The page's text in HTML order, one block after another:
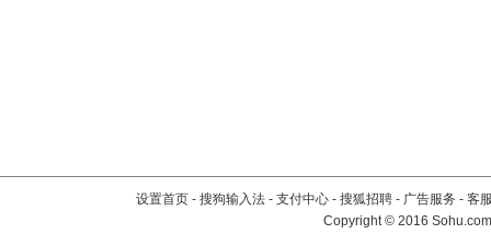
设置首页 - 搜狗输入法 - 支付中心 - 搜狐招聘 - 广告服务 - 客
Copyright©2016